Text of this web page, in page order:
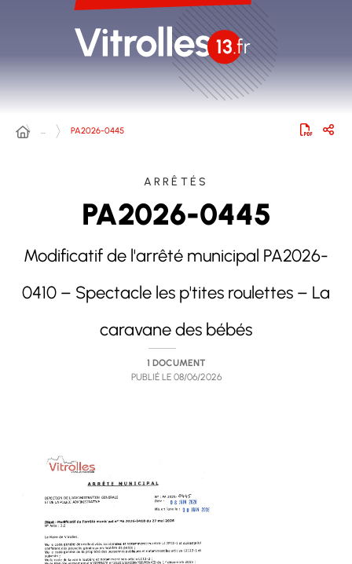
… PA2026-0445
ARRÊTÉS
PA2026-0445
Modificatif de l'arrêté municipal PA2026-
0410 – Spectacle les p'tites roulettes – La
caravane des bébés
1 DOCUMENT
PUBLIÉ LE 08/06/2026